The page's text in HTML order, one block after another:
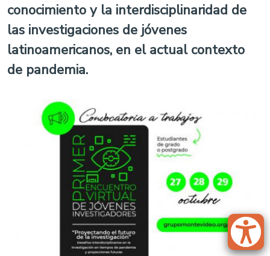
conocimiento y la interdisciplinaridad de
las investigaciones de jóvenes
latinoamericanos, en el actual contexto
de pandemia.